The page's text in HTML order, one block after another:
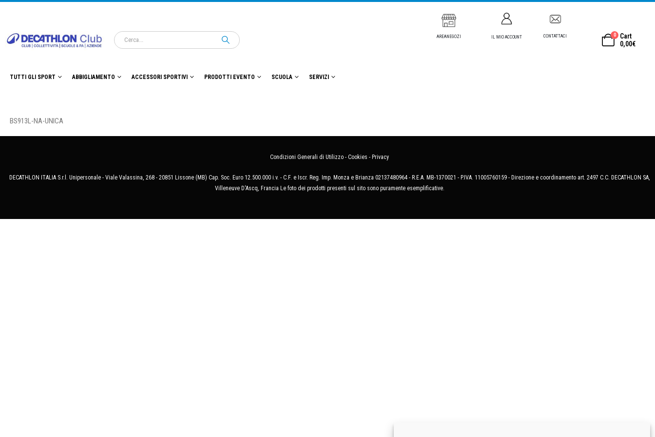
AREANEGOZI IL MIO ACCOUNT CONTATTACI 0
Cart
0,00€
TUTTI GLI SPORT ABBIGLIAMENTO ACCESSORI SPORTIVI PRODOTTI EVENTO SCUOLA SERVIZI
BS913L-NA-UNICA
Condizioni Generali di Utilizzo - Cookies - Privacy
DECATHLON ITALIA S.r.l. Unipersonale - Viale Valassina, 268 - 20851 Lissone (MB) Cap. Soc. Euro 12.500.000 i.v. - C.F. e Iscr. Reg. Imp. Monza e Brianza 02137480964 - R.E.A. MB-1370021 - P.IVA. 11005760159 - Direzione e coordinamento art. 2497 C.C. DECATHLON SA,
Villeneuve D'Ascq, Francia Le foto dei prodotti presenti sul sito sono puramente esemplificative.